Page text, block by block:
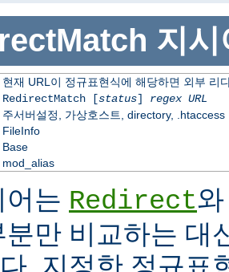
지시
현재 URL이 정규표현식에 해당하면 외부 리
RedirectMatch [status] regex URL
주서버설정, 가상호스트, directory, .htaccess
FileInfo
Base
mod_alias
어는 Redirect
분만 비교하는 대
. 지정한 정규표